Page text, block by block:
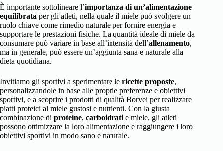
È importante sottolineare l’importanza di un’alimentazione
equilibrata per gli atleti, nella quale il miele può svolgere un
ruolo chiave come rimedio naturale per fornire energia e
supportare le prestazioni fisiche. La quantità ideale di miele da
consumare può variare in base all’intensità dell’allenamento,
ma in generale, può essere un’aggiunta sana e naturale alla
dieta quotidiana.
Invitiamo gli sportivi a sperimentare le ricette proposte,
personalizzandole in base alle proprie preferenze e obiettivi
sportivi, e a scoprire i prodotti di qualità Borvei per realizzare
piatti proteici al miele gustosi e nutrienti. Con la giusta
combinazione di proteine, carboidrati e miele, gli atleti
possono ottimizzare la loro alimentazione e raggiungere i loro
obiettivi sportivi in modo sano e naturale.